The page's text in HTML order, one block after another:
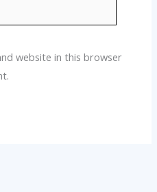
website in this browser